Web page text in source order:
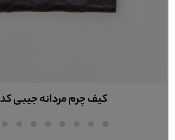
کیف چرم مردانه پالتویی کد B6002